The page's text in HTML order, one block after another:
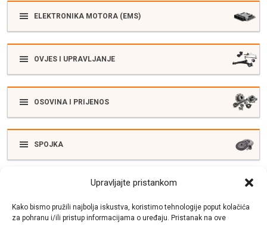
Upravljajte pristankom
Kako bismo pružili najbolja iskustva, koristimo tehnologije poput kolačića
za pohranu i/ili pristup informacijama o uređaju. Pristanak na ove
ELEKTRONIKA MOTORA (EMS)
OVJES I UPRAVLJANJE
OSOVINA I PRIJENOS
SPOJKA